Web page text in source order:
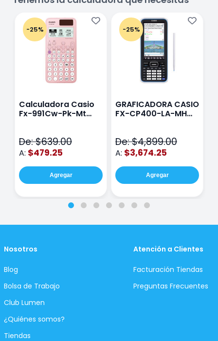
-25%
Calculadora Casio
Fx-991Cw-Pk-Mt
De: $639.00
A: $479.25
Agregar
-25%
GRAFICADORA CASIO
FX-CP400-LA-MH
De: $4,899.00
A: $3,674.25
Agregar
Nosotros
Blog
Bolsa de Trabajo
Club Lumen
¿Quiénes somos?
Tiendas
Atención a Clientes
Facturación Tiendas
Preguntas Frecuentes